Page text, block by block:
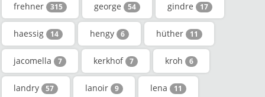
frehner 315 george 54 gindre 17
haessig 14 hengy 6 hüther 11
jacomella 7 kerkhof 7 kroh 6
landry 57 lanoir 9 lena 11